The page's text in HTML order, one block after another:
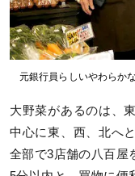
元銀行員らしいやわらか
大野菜があるのは、
中心に東、西、北へ
全部で3店舗の八百屋